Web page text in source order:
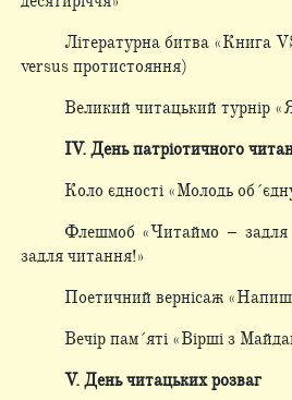
Літературна битва «Книга
versus протистояння)
Великий читацький турнір
ІV. День патріотичного
Коло єдності «Молодь
Флешмоб «Читаймо – задля
задля читання!»
Поетичний вернісаж
Вечір пам´яті «Вірші з
V. День читацьких розваг